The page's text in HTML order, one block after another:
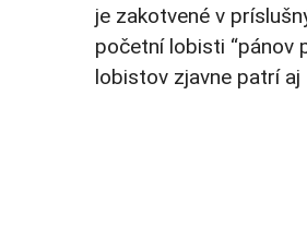
je zakotvené v
početní lobisti “pánov
lobistov zjavne patrí